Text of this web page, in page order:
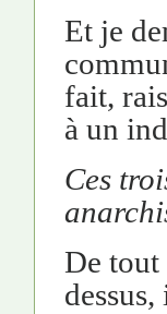
Et je
fait,
à un
Ces
De tout